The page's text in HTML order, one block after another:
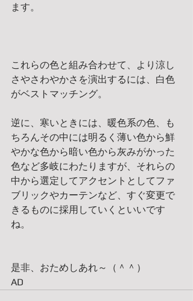
ます。
これらの色と組み合わせて、より涼し
さやさわやかさを演出するに​は、白色
がベストマッチング。
逆に、寒いときには、暖色系の色、も
ちろんその中には明るく薄い色から鮮
やかな色から暗い色から灰みがかった
色など多岐にわたりますが、それらの
中から選定してアクセントとしてファ
ブリックやカーテンなど、すぐ変更で
きるものに採用していくといいです
ね。
是非、おためしあれ～（＾＾）
AD